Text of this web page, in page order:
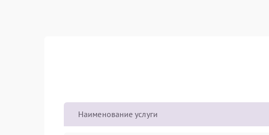
Наименование услуги